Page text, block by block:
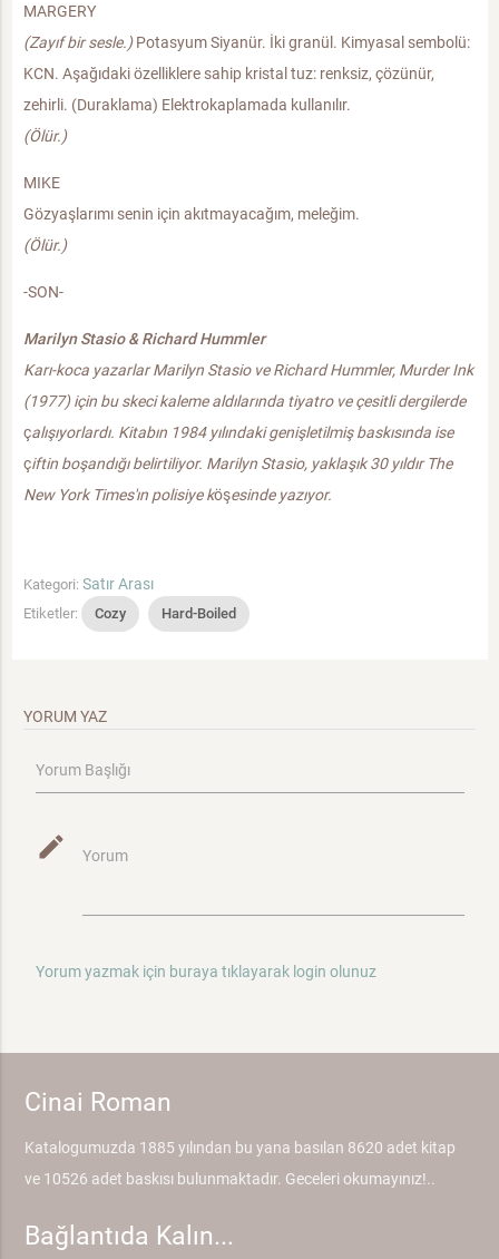
MARGERY
(Zayıf bir sesle.)Potasyum Siyanür. İki granül. Kimyasal sembolü:
KCN. Aşağıdaki özelliklere sahip kristal tuz: renksiz, çözünür,
zehirli. (Duraklama) Elektrokaplamada kullanılır.
(Ölür.)
MIKE
Gözyaşlarımı senin için akıtmayacağım, meleğim.
(Ölür.)
-SON-
Marilyn Stasio & Richard Hummler
Karı-koca yazarlar Marilyn Stasio ve Richard Hummler, Murder Ink
(1977) için bu skeci kaleme aldılarında tiyatro ve çesitli dergilerde
çalışıyorlardı. Kitabın 1984 yılındaki genişletilmiş baskısında ise
çiftin boşandığı belirtiliyor. Marilyn Stasio, yaklaşık 30 yıldır The
New York Times'ın polisiye köşesinde yazıyor.
Kategori: Satır Arası
Etiketler: Cozy Hard-Boiled
YORUM YAZ
Yorum Başlığı
mode_edit Yorum
Yorum yazmak için buraya tıklayarak login olunuz
Cinai Roman
Katalogumuzda 1885 yılından bu yana basılan 8620 adet kitap
ve 10526 adet baskısı bulunmaktadır. Geceleri okumayınız!..
Bağlantıda Kalın...